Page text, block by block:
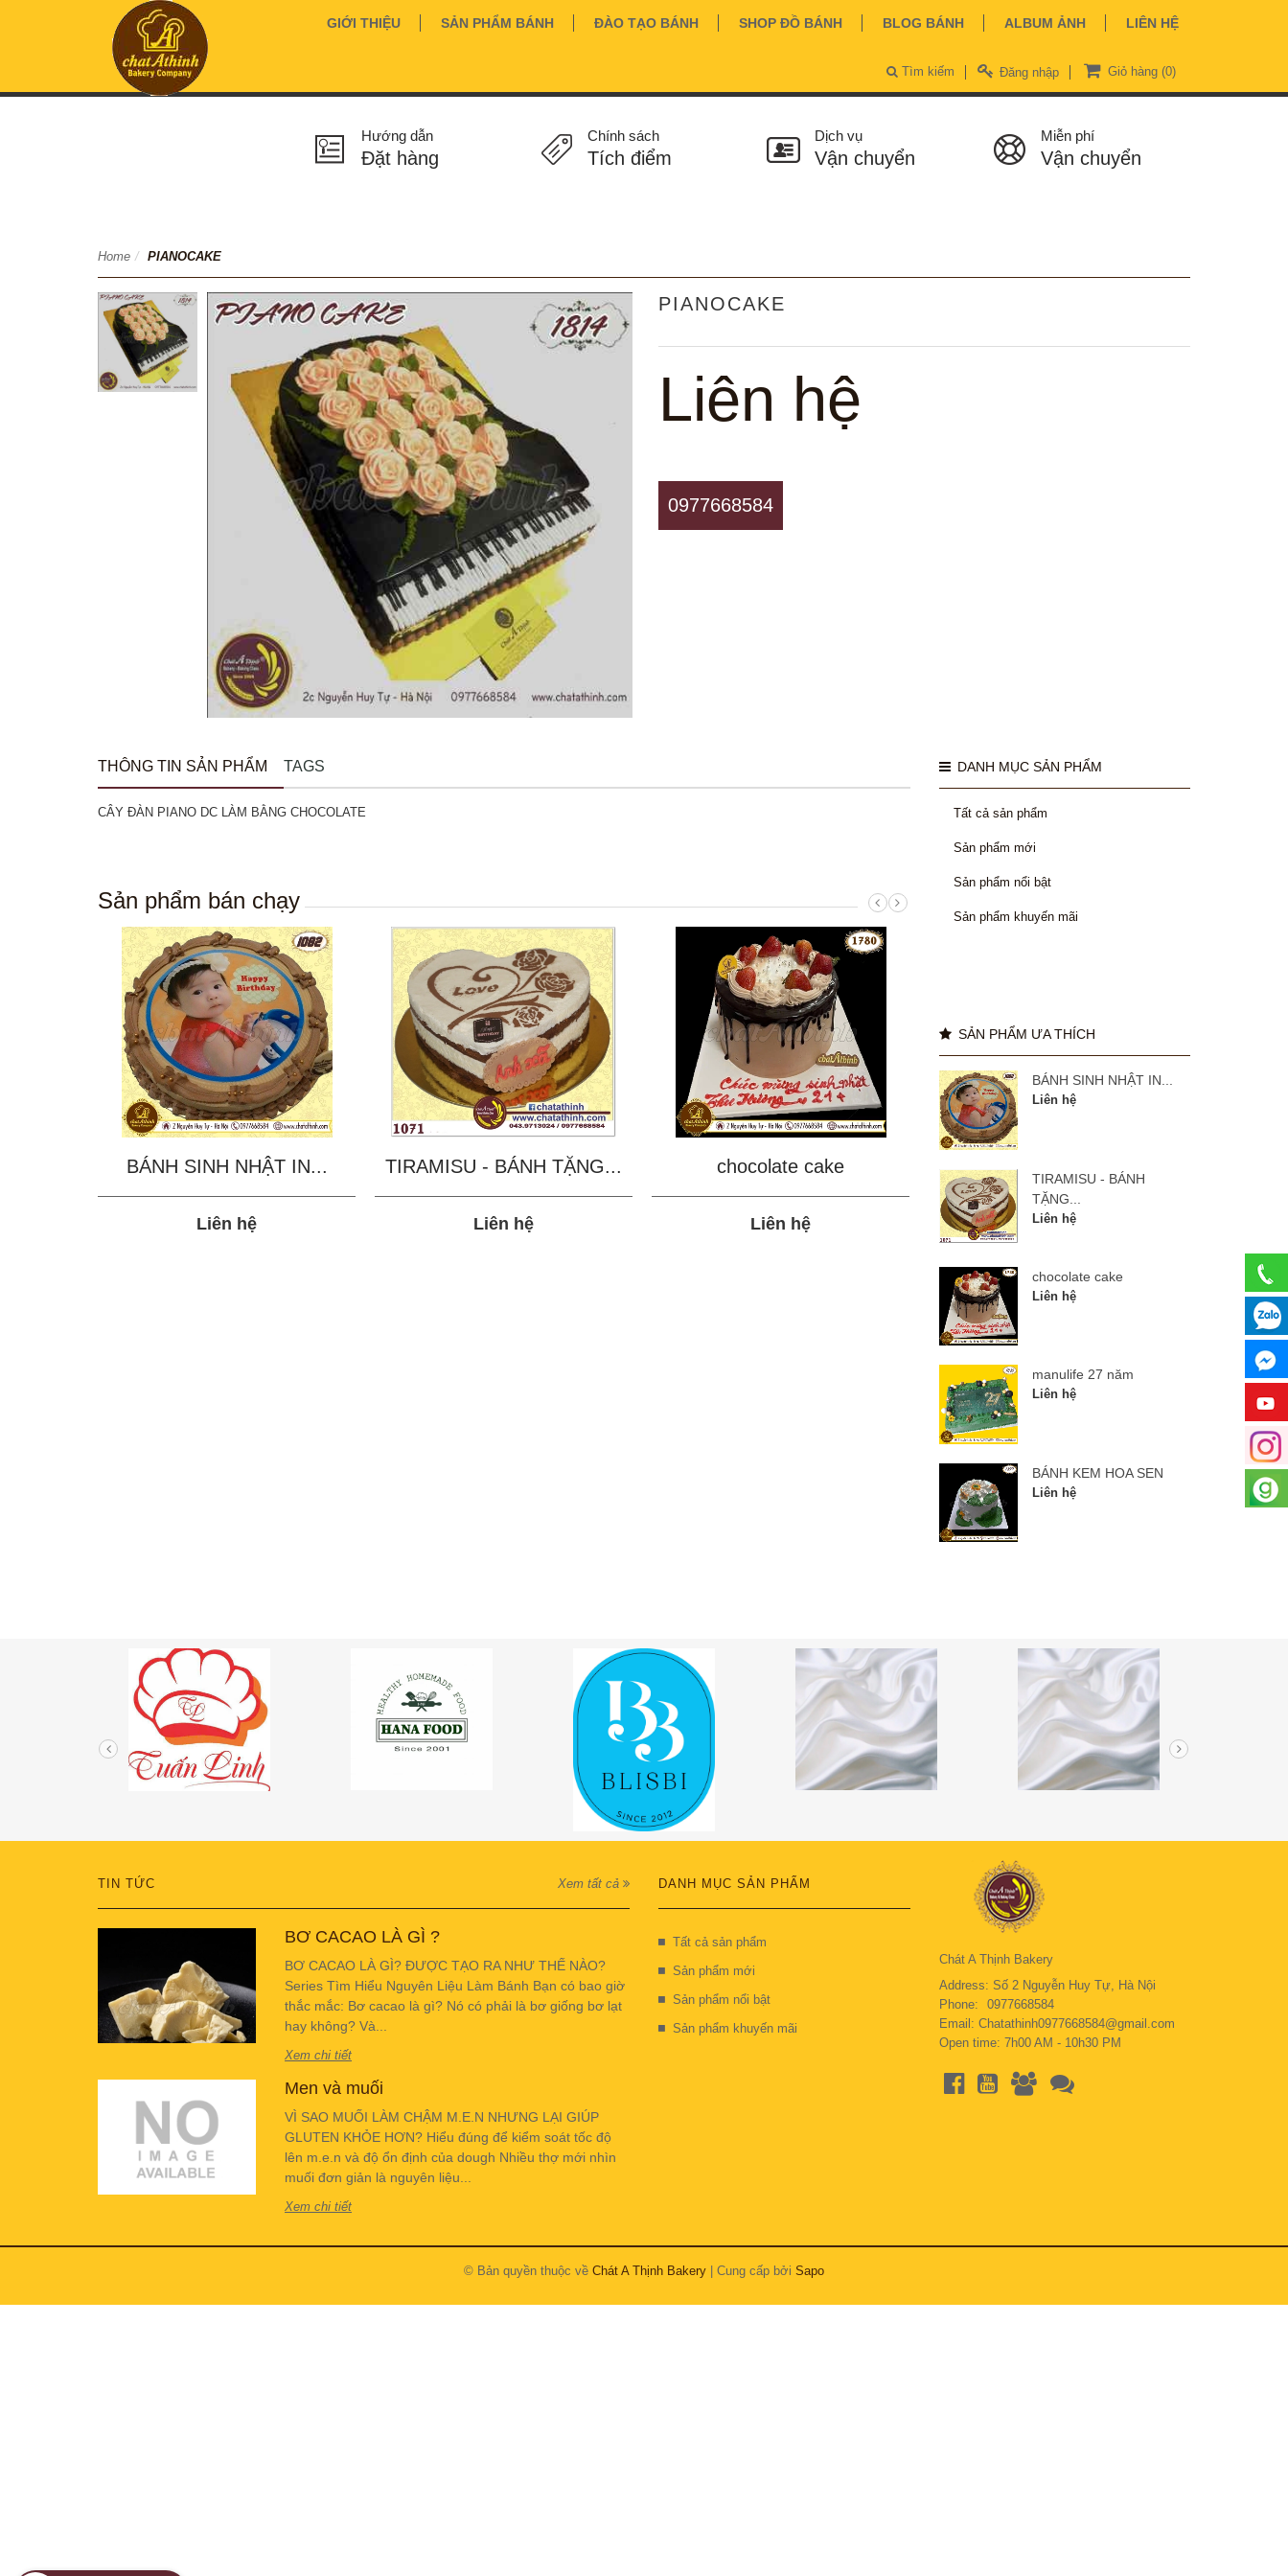
GIỚI THIỆU SẢN PHẨM BÁNH ĐÀO TẠO BÁNH SHOP ĐỒ BÁNH BLOG BÁNH ALBUM ẢNH LIÊN HỆ
Giỏ hàng (0)
Đăng nhập
Tìm kiếm
Hướng dẫn
Đặt hàng
Chính sách
Tích điểm
Dịch vụ
Vận chuyển
Miễn phí
Vận chuyển
Home / PIANOCAKE
PIANOCAKE
Liên hệ
0977668584
THÔNG TIN SẢN PHẨM TAGS
CÂY ĐÀN PIANO DC LÀM BẰNG CHOCOLATE
Sản phẩm bán chạy
BÁNH SINH NHẬT IN...
Liên hệ
TIRAMISU - BÁNH TẶNG...
Liên hệ
chocolate cake
Liên hệ
manulife 27 năm
Liên hệ
DANH MỤC SẢN PHẨM
Tất cả sản phẩm
Sản phẩm mới
Sản phẩm nổi bật
Sản phẩm khuyến mãi
SẢN PHẨM ƯA THÍCH
BÁNH SINH NHẬT IN...
Liên hệ
TIRAMISU - BÁNH
TẶNG...
Liên hệ
chocolate cake
Liên hệ
manulife 27 năm
Liên hệ
BÁNH KEM HOA SEN
Liên hệ
TIN TỨC Xem tất cả
BƠ CACAO LÀ GÌ ?
BƠ CACAO LÀ GÌ? ĐƯỢC TẠO RA NHƯ THẾ NÀO?
Series Tìm Hiểu Nguyên Liệu Làm Bánh Bạn có bao giờ
thắc mắc: Bơ cacao là gì? Nó có phải là bơ giống bơ lạt
hay không? Và...
Xem chi tiết
Men và muối
VÌ SAO MUỐI LÀM CHẬM M.E.N NHƯNG LẠI GIÚP
GLUTEN KHỎE HƠN? Hiểu đúng để kiểm soát tốc độ
lên m.e.n và độ ổn định của dough Nhiều thợ mới nhìn
muối đơn giản là nguyên liệu...
Xem chi tiết
DANH MỤC SẢN PHẨM
Tất cả sản phẩm
Sản phẩm mới
Sản phẩm nổi bật
Sản phẩm khuyến mãi
Chát A Thịnh Bakery
Address: Số 2 Nguyễn Huy Tự, Hà Nội
Phone:
0977668584
Email: Chatathinh0977668584@gmail.com
Open time: 7h00 AM - 10h30 PM
© Bản quyền thuộc về Chát A Thịnh Bakery | Cung cấp bởi Sapo